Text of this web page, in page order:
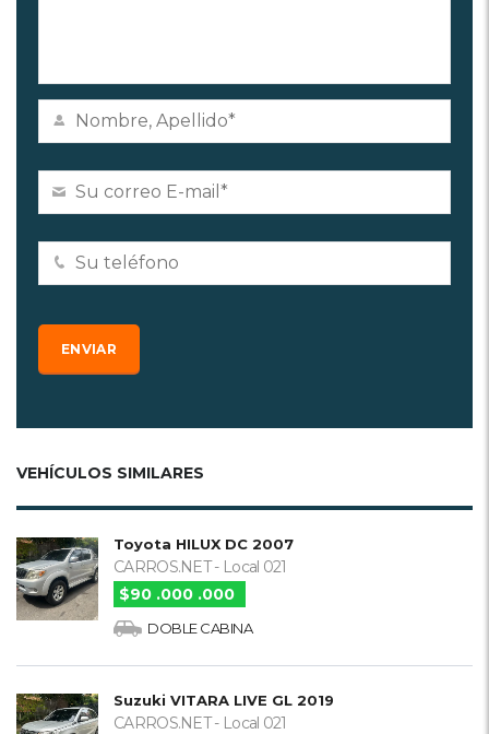
VEHÍCULOS SIMILARES
Toyota HILUX DC 2007
CARROS.NET - Local 021
$90 .000 .000
DOBLE CABINA
Suzuki VITARA LIVE GL 2019
CARROS.NET - Local 021